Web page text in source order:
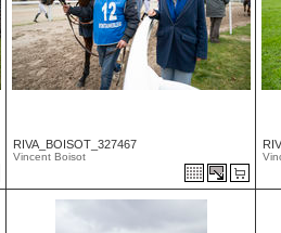
RIVA_BOISOT_327467
Vincent Boisot